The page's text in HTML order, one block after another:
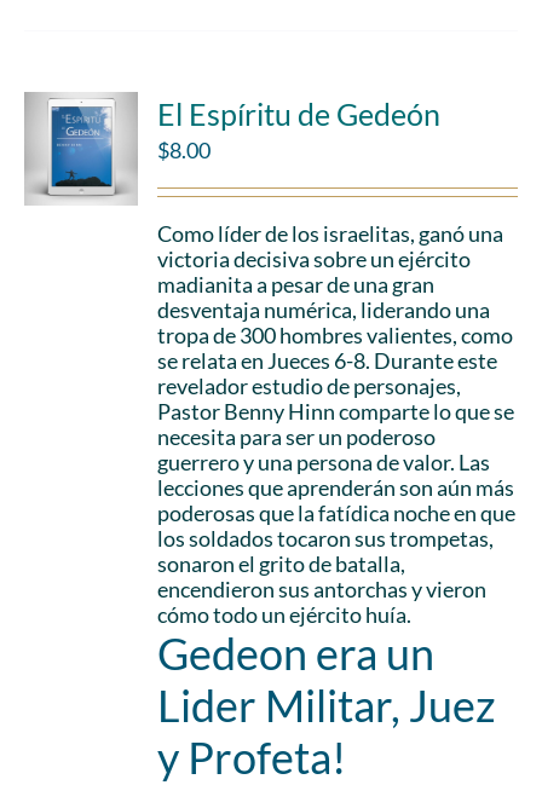
El Espíritu de Gedeón
$8.00
Como líder de los israelitas, ganó una
victoria decisiva sobre un ejército
madianita a pesar de una gran
desventaja numérica, liderando una
tropa de 300 hombres valientes, como
se relata en Jueces 6-8. Durante este
revelador estudio de personajes,
Pastor Benny Hinn comparte lo que se
necesita para ser un poderoso
guerrero y una persona de valor. Las
lecciones que aprenderán son aún más
poderosas que la fatídica noche en que
los soldados tocaron sus trompetas,
sonaron el grito de batalla,
encendieron sus antorchas y vieron
cómo todo un ejército huía.
Gedeon era un
Lider Militar, Juez
y Profeta!